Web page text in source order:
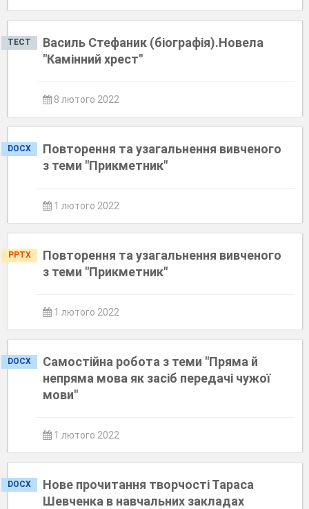
ТЕСТ
Василь Стефаник (біографія).Новела
"Камінний хрест"
8 лютого 2022
DOCX
Повторення та узагальнення вивченого
з теми "Прикметник"
1 лютого 2022
PPTX
Повторення та узагальнення вивченого
з теми "Прикметник"
1 лютого 2022
DOCX
Самостійна робота з теми "Пряма й
непряма мова як засіб передачі чужої
мови"
1 лютого 2022
DOCX
Нове прочитання творчості Тараса
Шевченка в навчальних закладах